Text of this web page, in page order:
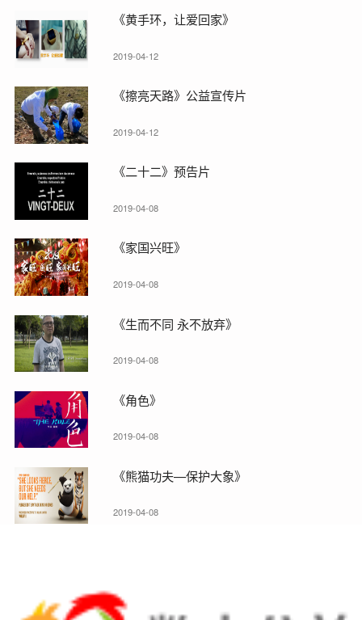
《黄手环，让爱回家》
2019-04-12
《擦亮天路》公益宣传片
2019-04-12
《二十二》预告片
2019-04-08
《家国兴旺》
2019-04-08
《生而不同 永不放弃》
2019-04-08
《角色》
2019-04-08
《熊猫功夫—保护大象》
2019-04-08